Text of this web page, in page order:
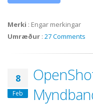
Merki : Engar merkingar
Umræður : 27 Comments
8
Feb